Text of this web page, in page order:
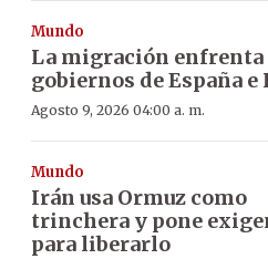
Mundo
La migración enfrenta
gobiernos de España
Agosto 9, 2026 04:00 a. m.
Mundo
Irán usa Ormuz como
trinchera y pone
para liberarlo